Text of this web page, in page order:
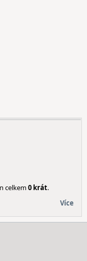
celkem0 krát.
Více